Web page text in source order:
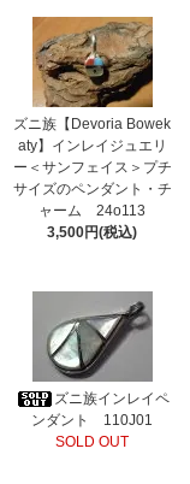
ズニ族【Devoria Bowek
aty】インレイジュエリ
ー＜サンフェイス＞プチ
サイズのペンダント・チ
ャーム 24o113
3,500円(税込)
ズニ族インレイペ
ンダント 110J01
SOLD OUT